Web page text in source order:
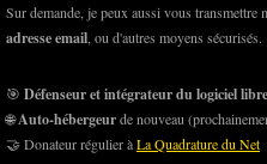
Sur demande, je peux aussi vous transmettre
adresse email , ou d'autres moyens sécurisés.
🎯 Défenseur et intégrateur du logiciel libre
🌐Auto-hébergeurde nouveau
🤝 Donateur régulier àLa Quadrature du Net